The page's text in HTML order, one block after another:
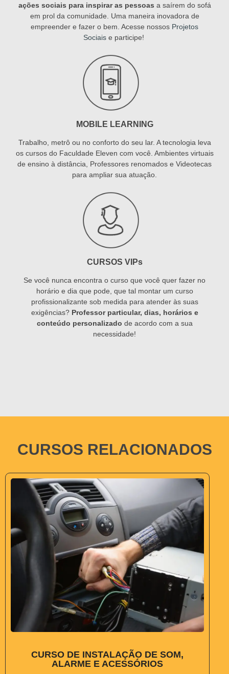
ações sociais para inspirar as pessoas a saírem do sofá
em prol da comunidade. Uma maneira inovadora de
empreender e fazer o bem. Acesse nossos Projetos
Sociaise participe!
MOBILE LEARNING
Trabalho, metrô ou no conforto do seu lar. A tecnologia leva
os cursos do Faculdade Eleven com você. Ambientes virtuais
de ensino à distância, Professores renomados e Videotecas
para ampliar sua atuação.
CURSOS VIPs
Se você nunca encontra o curso que você quer fazer no
horário e dia que pode, que tal montar um curso
profissionalizante sob medida para atender às suas
exigências? Professor particular, dias, horários e
conteúdo personalizado de acordo com a sua
necessidade!
CURSOS RELACIONADOS
CURSO DE INSTALAÇÃO DE SOM,
ALARME E ACESSÓRIOS